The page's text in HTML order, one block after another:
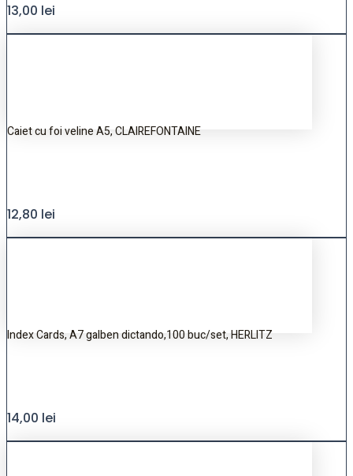
13,00 lei
Caiet cu foi veline A5, CLAIREFONTAINE
12,80 lei
Index Cards, A7 galben dictando,100 buc/set, HERLITZ
14,00 lei